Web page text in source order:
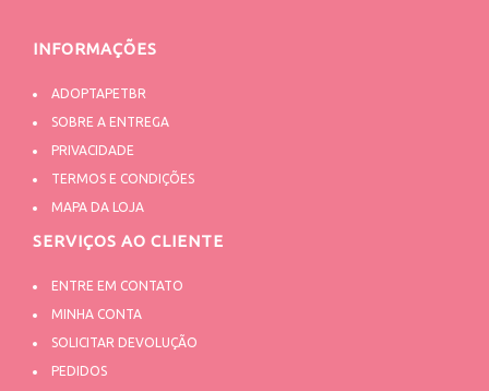
INFORMAÇÕES
ADOPTAPETBR
SOBRE A ENTREGA
PRIVACIDADE
TERMOS E CONDIÇÕES
MAPA DA LOJA
SERVIÇOS AO CLIENTE
ENTRE EM CONTATO
MINHA CONTA
SOLICITAR DEVOLUÇÃO
PEDIDOS